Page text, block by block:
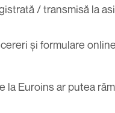
/ transmisă la
și formulare
la Euroins ar putea